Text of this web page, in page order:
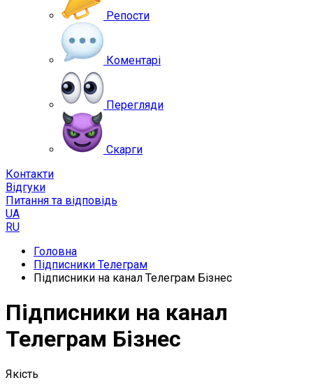
Репости
Коментарі
Перегляди
Скарги
Контакти
Відгуки
Питання та відповідь
UA
RU
Головна
Підписники Телеграм
Підписники на канал Телеграм Бізнес
Підписники на канал
Телеграм Бізнес
Якість